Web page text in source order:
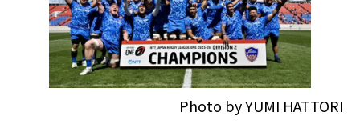
Photo by YUMI HATTORI